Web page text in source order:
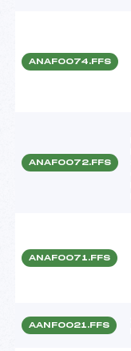
ANAF0074.FFS
ANAF0072.FFS
ANAF0071.FFS
AANF0021.FFS